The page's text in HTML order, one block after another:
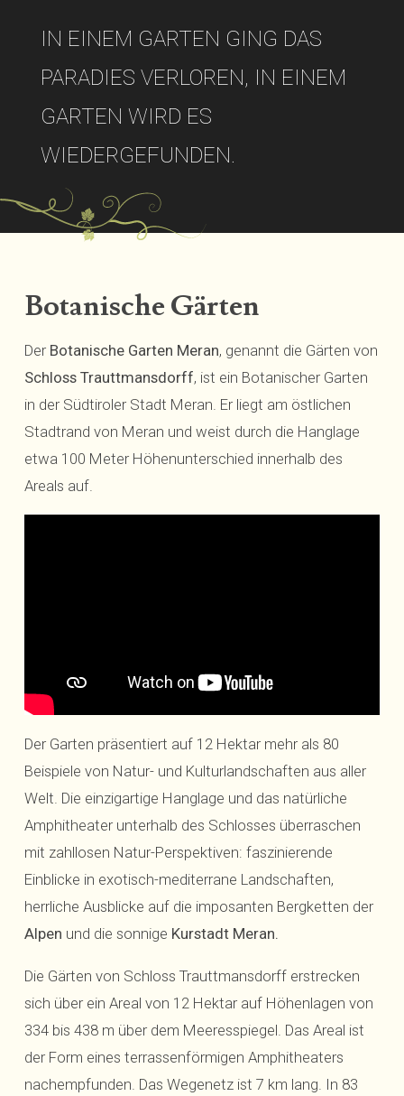
IN EINEM GARTEN GING DAS
PARADIES VERLOREN, IN EINEM
GARTEN WIRD ES
WIEDERGEFUNDEN.
Botanische Gärten
Der Botanische Garten Meran, genannt die Gärten von
Schloss Trauttmansdorff, ist ein Botanischer Garten
in der Südtiroler Stadt Meran. Er liegt am östlichen
Stadtrand von Meran und weist durch die Hanglage
etwa 100 Meter Höhenunterschied innerhalb des
Areals auf.
Der Garten präsentiert auf 12 Hektar mehr als 80
Beispiele von Natur- und Kulturlandschaften aus aller
Welt. Die einzigartige Hanglage und das natürliche
Amphitheater unterhalb des Schlosses überraschen
mit zahllosen Natur-Perspektiven: faszinierende
Einblicke in exotisch-mediterrane Landschaften,
herrliche Ausblicke auf die imposanten Bergketten der
Alpen und die sonnige Kurstadt Meran.
Die Gärten von Schloss Trauttmansdorff erstrecken
sich über ein Areal von 12 Hektar auf Höhenlagen von
334 bis 438 m über dem Meeresspiegel. Das Areal ist
der Form eines terrassenförmigen Amphitheaters
nachempfunden. Das Wegenetz ist 7 km lang. In 83